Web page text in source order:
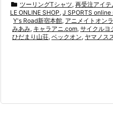
ツーリングTシャツ, 再受注アイテ
LE ONLINE SHOP, J SPORTS online
Y's Road新宿本館, アニメイトオン
みあみ, キャラアニ.com, サイクルヨ
ひだまり山荘, ベックオン, ヤマノス